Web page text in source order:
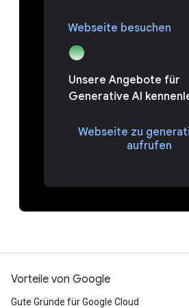
Webseite besuchen
Unsere Angebote für
Generative AI
Webseite zu
aufrufen
Vorteile von Google
Gute Gründe für Google Cloud